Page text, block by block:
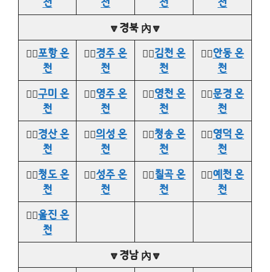
🔽경북 內🔽
👉🏻포항 온
천
👉🏻경주 온
천
👉🏻김천 온
천
👉🏻안동 온
천
👉🏻구미 온
천
👉🏻영주 온
천
👉🏻영천 온
천
👉🏻문경 온
천
👉🏻경산 온
천
👉🏻의성 온
천
👉🏻청송 온
천
👉🏻영덕 온
천
👉🏻청도 온
천
👉🏻성주 온
천
👉🏻칠곡 온
천
👉🏻예천 온
천
👉🏻울진 온
천
🔽경남 內🔽